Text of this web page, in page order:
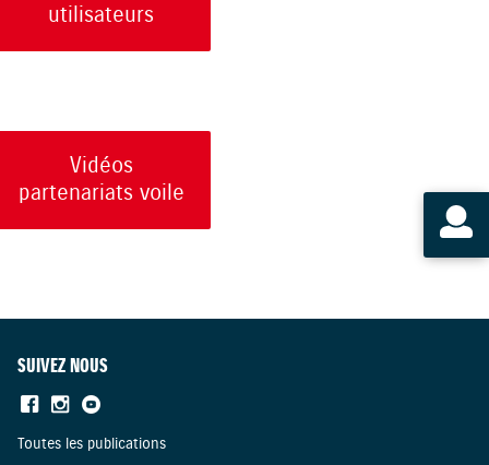
utilisateurs
Vidéos
partenariats voile
SUIVEZ NOUS
Toutes les publications